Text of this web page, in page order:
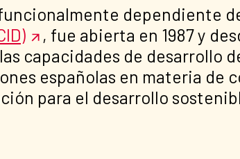
dependiente
, fue abierta en 1987 y
capacidades de desarrollo
españolas en materia de
para el desarrollo